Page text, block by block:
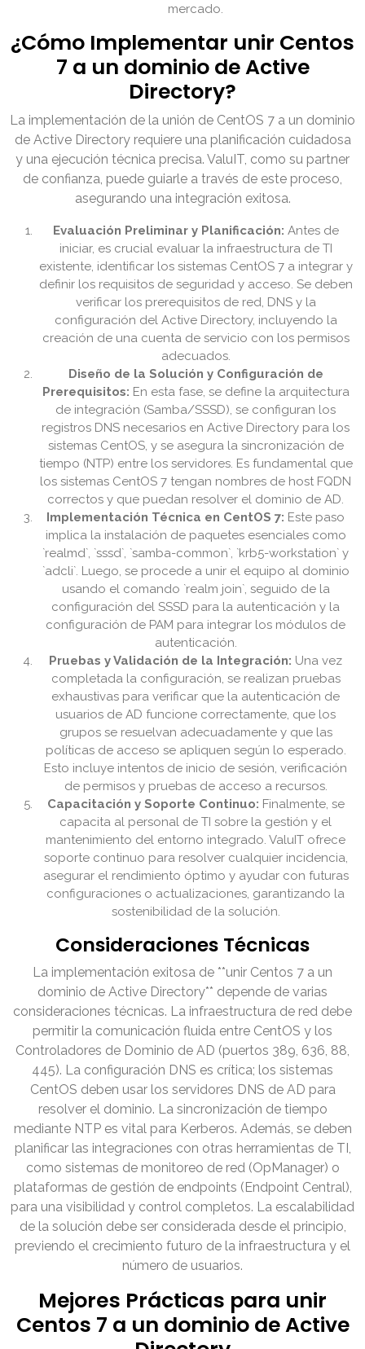
mercado.
¿Cómo Implementar unir Centos
7 a un dominio de Active
Directory?
La implementación de la unión de CentOS 7 a un dominio
de Active Directory requiere una planificación cuidadosa
y una ejecución técnica precisa. ValuIT, como su partner
de confianza, puede guiarle a través de este proceso,
asegurando una integración exitosa.
Evaluación Preliminar y Planificación: Antes de
iniciar, es crucial evaluar la infraestructura de TI
existente, identificar los sistemas CentOS 7 a integrar y
definir los requisitos de seguridad y acceso. Se deben
verificar los prerequisitos de red, DNS y la
configuración del Active Directory, incluyendo la
creación de una cuenta de servicio con los permisos
adecuados.
Diseño de la Solución y Configuración de
Prerequisitos: En esta fase, se define la arquitectura
de integración (Samba/SSSD), se configuran los
registros DNS necesarios en Active Directory para los
sistemas CentOS, y se asegura la sincronización de
tiempo (NTP) entre los servidores. Es fundamental que
los sistemas CentOS 7 tengan nombres de host FQDN
correctos y que puedan resolver el dominio de AD.
Implementación Técnica en CentOS 7: Este paso
implica la instalación de paquetes esenciales como
`realmd`, `sssd`, `samba-common`, `krb5-workstation` y
`adcli`. Luego, se procede a unir el equipo al dominio
usando el comando `realm join`, seguido de la
configuración del SSSD para la autenticación y la
configuración de PAM para integrar los módulos de
autenticación.
Pruebas y Validación de la Integración: Una vez
completada la configuración, se realizan pruebas
exhaustivas para verificar que la autenticación de
usuarios de AD funcione correctamente, que los
grupos se resuelvan adecuadamente y que las
políticas de acceso se apliquen según lo esperado.
Esto incluye intentos de inicio de sesión, verificación
de permisos y pruebas de acceso a recursos.
Capacitación y Soporte Continuo: Finalmente, se
capacita al personal de TI sobre la gestión y el
mantenimiento del entorno integrado. ValuIT ofrece
soporte continuo para resolver cualquier incidencia,
asegurar el rendimiento óptimo y ayudar con futuras
configuraciones o actualizaciones, garantizando la
sostenibilidad de la solución.
Consideraciones Técnicas
La implementación exitosa de **unir Centos 7 a un
dominio de Active Directory** depende de varias
consideraciones técnicas. La infraestructura de red debe
permitir la comunicación fluida entre CentOS y los
Controladores de Dominio de AD (puertos 389, 636, 88,
445). La configuración DNS es crítica; los sistemas
CentOS deben usar los servidores DNS de AD para
resolver el dominio. La sincronización de tiempo
mediante NTP es vital para Kerberos. Además, se deben
planificar las integraciones con otras herramientas de TI,
como sistemas de monitoreo de red (OpManager) o
plataformas de gestión de endpoints (Endpoint Central),
para una visibilidad y control completos. La escalabilidad
de la solución debe ser considerada desde el principio,
previendo el crecimiento futuro de la infraestructura y el
número de usuarios.
Mejores Prácticas para unir
Centos 7 a un dominio de Active